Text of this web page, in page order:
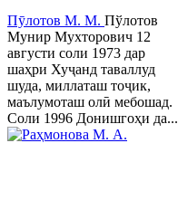
Пӯлотов М. М. Пўлотов
Мунир Мухторович 12
августи соли 1973 дар
шаҳри Хуҷанд таваллуд
шуда, миллаташ тоҷик,
маълумоташ олӣ мебошад.
Соли 1996 Донишгоҳи да...